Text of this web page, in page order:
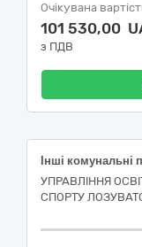
Очікувана
101 530,00
з ПДВ
УПРАВЛІННЯ
СПОРТУ